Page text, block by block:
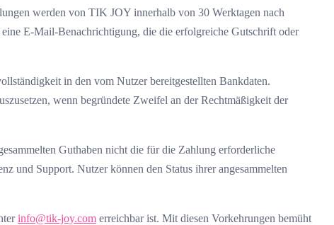
werden von TIK JOY innerhalb von 30 Werktagen nach
E-Mail-Benachrichtigung, die die erfolgreiche Gutschrift oder
in den vom Nutzer bereitgestellten Bankdaten.
wenn begründete Zweifel an der Rechtmäßigkeit der
Guthaben nicht die für die Zahlung erforderliche
und Support. Nutzer können den Status ihrer angesammelten
info@tik-joy.com erreichbar ist. Mit diesen Vorkehrungen bemüht